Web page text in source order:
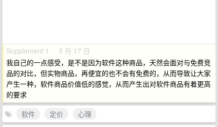
Supplement 1 · 5 月 17 日
我自己的一点感受，是不是因为软件这种商品，天然会面对与免费竞
品的对比，但实物商品，再便宜的也不会有免费的，从而导致让大家
产生一种，软件商品价值低的感觉，从而产生出对软件商品有着更高
的要求
软件
定价
心理